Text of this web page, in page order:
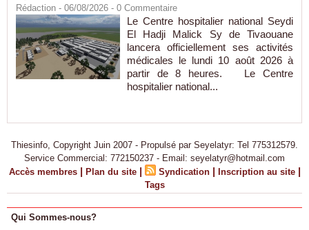
Rédaction - 06/08/2026 - 0 Commentaire
Le Centre hospitalier national Seydi
El Hadji Malick Sy de Tivaouane
lancera officiellement ses activités
médicales le lundi 10 août 2026 à
partir de 8 heures. Le Centre
hospitalier national...
Thiesinfo, Copyright Juin 2007 - Propulsé par Seyelatyr: Tel 775312579.
Service Commercial: 772150237 - Email: seyelatyr@hotmail.com
Accès membres | Plan du site | Syndication | Inscription au site |
Tags
Qui Sommes-nous?